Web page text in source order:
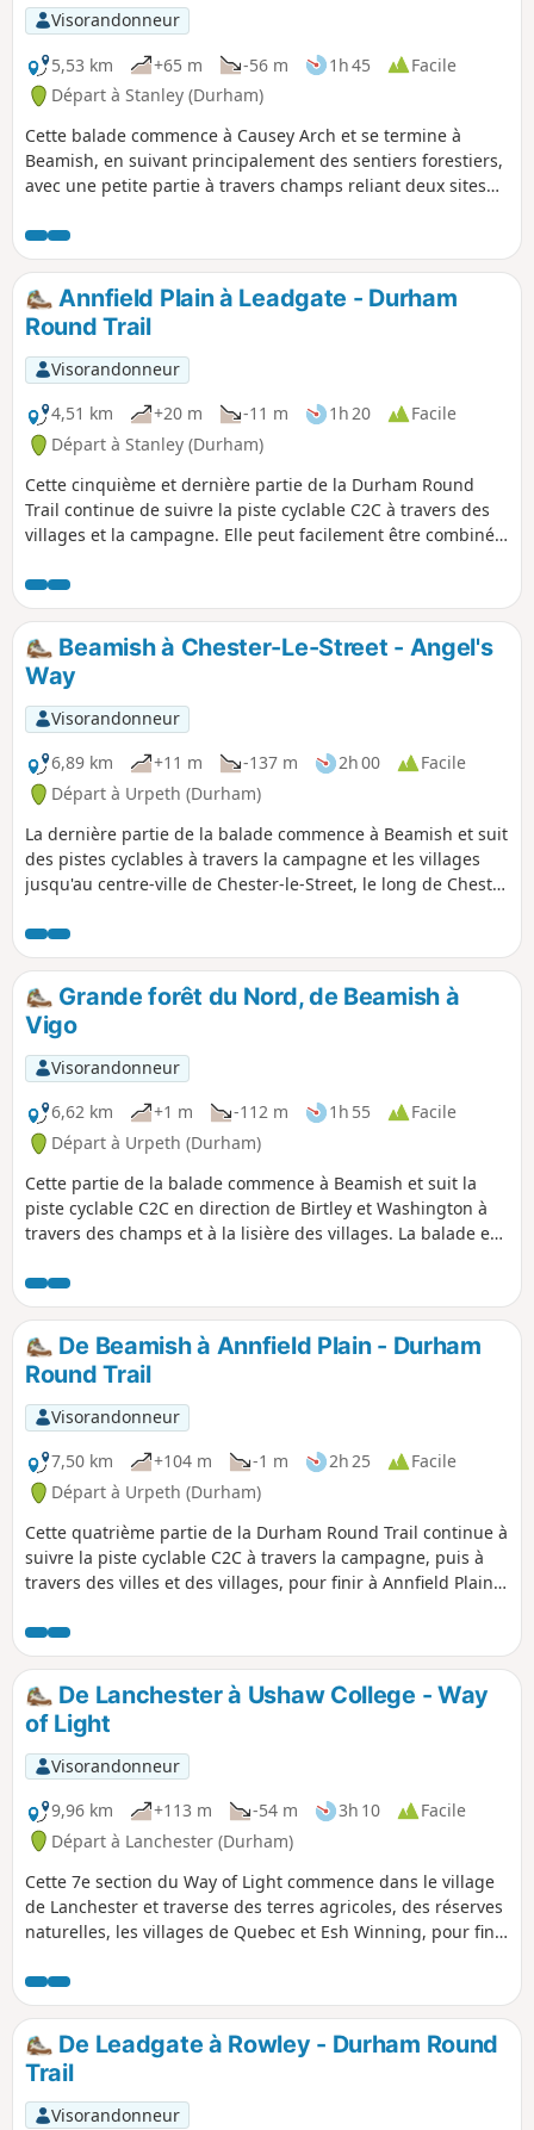
Visorandonneur
5,53 km
+65 m -56 m 1h 45
Facile
Départ à Stanley (Durham)
Cette balade commence à Causey Arch et se termine à
Beamish, en suivant principalement des sentiers forestiers,
avec une petite partie à travers champs reliant deux sites
et Tanfield Railway avant de commencer la balade.
Annfield Plain à Leadgate - Durham
Round Trail
Visorandonneur
4,51 km
+20 m -11 m 1h 20
Facile
Départ à Stanley (Durham)
Cette cinquième et dernière partie de la Durham Round
Trail continue de suivre la piste cyclable C2C à travers des
villages et la campagne. Elle peut facilement être combinée
Beamish à Chester-Le-Street - Angel's
Way
Visorandonneur
6,89 km
+11 m -137 m 2h 00
Facile
Départ à Urpeth (Durham)
La dernière partie de la balade commence à Beamish et suit
des pistes cyclables à travers la campagne et les villages
jusqu'au centre-ville de Chester-le-Street, le long de Chester
nombreuses églises sur le chemin de pèlerinage.
Grande forêt du Nord, de Beamish à
Vigo
Visorandonneur
6,62 km
+1 m -112 m 1h 55
Facile
Départ à Urpeth (Durham)
Cette partie de la balade commence à Beamish et suit la
piste cyclable C2C en direction de Birtley et Washington à
travers des champs et à la lisière des villages. La balade est
pistes cyclables dures, et est accessible à la plupart des
gens.
De Beamish à Annfield Plain - Durham
Round Trail
Visorandonneur
7,50 km
+104 m -1 m 2h 25
Facile
Départ à Urpeth (Durham)
Cette quatrième partie de la Durham Round Trail continue à
suivre la piste cyclable C2C à travers la campagne, puis à
travers des villes et des villages, pour finir à Annfield Plain.
Plain ont été déplacés au Beamish Museum, qui vaut
vraiment le détour.
De Lanchester à Ushaw College - Way
of Light
Visorandonneur
9,96 km
+113 m -54 m 3h 10
Facile
Départ à Lanchester (Durham)
Cette 7e section du Way of Light commence dans le village
de Lanchester et traverse des terres agricoles, des réserves
naturelles, les villages de Quebec et Esh Winning, pour finir
traverse des champs verdoyants et passe devant de
nombreuses fermes. On pourrait aussi l'appeler la balade
des échaliers, des barrières et des grilles à bétail.
De Leadgate à Rowley - Durham Round
Trail
Visorandonneur